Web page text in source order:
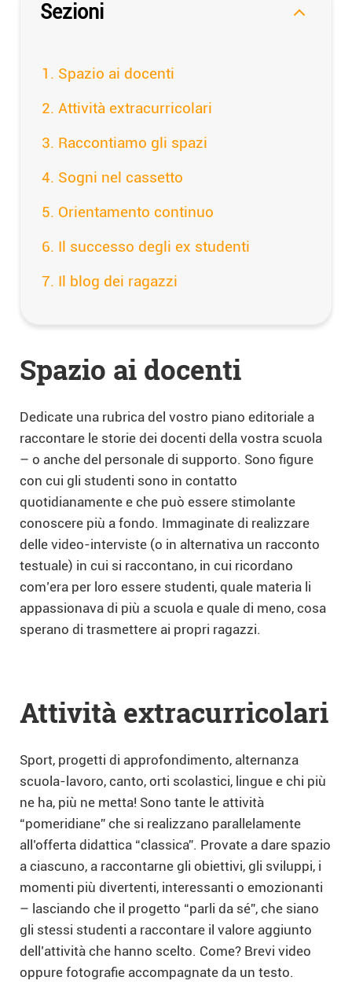
Sezioni
Spazio ai docenti
Attività extracurricolari
Raccontiamo gli spazi
Sogni nel cassetto
Orientamento continuo
Il successo degli ex studenti
Il blog dei ragazzi
Spazio ai docenti
Dedicate una rubrica del vostro piano editoriale a
raccontare le storie dei docenti della vostra scuola
– o anche del personale di supporto. Sono figure
con cui gli studenti sono in contatto
quotidianamente e che può essere stimolante
conoscere più a fondo. Immaginate di realizzare
delle video-interviste (o in alternativa un racconto
testuale) in cui si raccontano, in cui ricordano
com’era per loro essere studenti, quale materia li
appassionava di più a scuola e quale di meno, cosa
sperano di trasmettere ai propri ragazzi.
Attività extracurricolari
Sport, progetti di approfondimento, alternanza
scuola-lavoro, canto, orti scolastici, lingue e chi più
ne ha, più ne metta! Sono tante le attività
“pomeridiane” che si realizzano parallelamente
all’offerta didattica “classica”. Provate a dare spazio
a ciascuno, a raccontarne gli obiettivi, gli sviluppi, i
momenti più divertenti, interessanti o emozionanti
– lasciando che il progetto “parli da sé”, che siano
gli stessi studenti a raccontare il valore aggiunto
dell’attività che hanno scelto. Come? Brevi video
oppure fotografie accompagnate da un testo.